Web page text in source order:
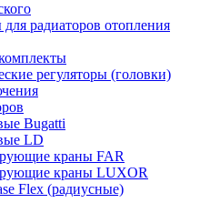
радиаторов отопления
регуляторы (головки)
Bugatti
LD
краны FAR
краны LUXOR
Flex (радиусные)